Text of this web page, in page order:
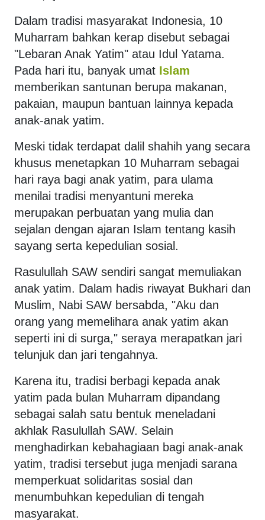
Dalam tradisi masyarakat Indonesia, 10
Muharram bahkan kerap disebut sebagai
"Lebaran Anak Yatim" atau Idul Yatama.
Pada hari itu, banyak umat Islam
memberikan santunan berupa makanan,
pakaian, maupun bantuan lainnya kepada
anak-anak yatim.
Meski tidak terdapat dalil shahih yang secara
khusus menetapkan 10 Muharram sebagai
hari raya bagi anak yatim, para ulama
menilai tradisi menyantuni mereka
merupakan perbuatan yang mulia dan
sejalan dengan ajaran Islam tentang kasih
sayang serta kepedulian sosial.
Rasulullah SAW sendiri sangat memuliakan
anak yatim. Dalam hadis riwayat Bukhari dan
Muslim, Nabi SAW bersabda, "Aku dan
orang yang memelihara anak yatim akan
seperti ini di surga," seraya merapatkan jari
telunjuk dan jari tengahnya.
Karena itu, tradisi berbagi kepada anak
yatim pada bulan Muharram dipandang
sebagai salah satu bentuk meneladani
akhlak Rasulullah SAW. Selain
menghadirkan kebahagiaan bagi anak-anak
yatim, tradisi tersebut juga menjadi sarana
memperkuat solidaritas sosial dan
menumbuhkan kepedulian di tengah
masyarakat.